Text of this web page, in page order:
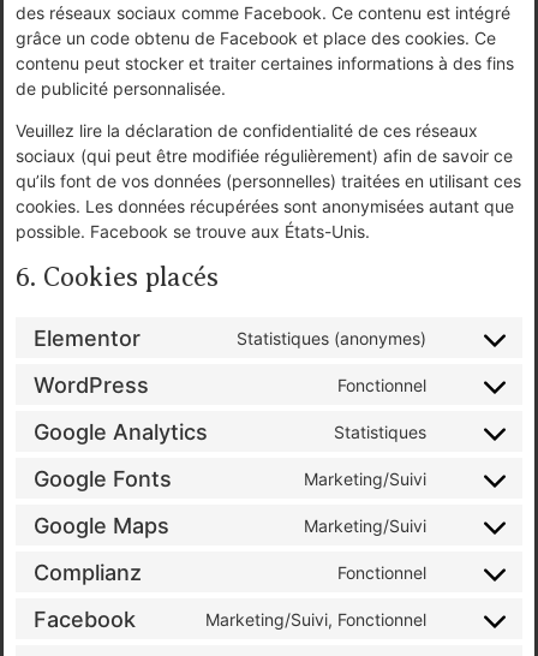
des réseaux sociaux comme Facebook. Ce contenu est intégré
grâce un code obtenu de Facebook et place des cookies. Ce
contenu peut stocker et traiter certaines informations à des fins
de publicité personnalisée.
Veuillez lire la déclaration de confidentialité de ces réseaux
sociaux (qui peut être modifiée régulièrement) afin de savoir ce
qu’ils font de vos données (personnelles) traitées en utilisant ces
cookies. Les données récupérées sont anonymisées autant que
possible. Facebook se trouve aux États-Unis.
6. Cookies placés
Elementor Statistiques (anonymes)
WordPress Fonctionnel
Google Analytics Statistiques
Google Fonts Marketing/Suivi
Google Maps Marketing/Suivi
Complianz Fonctionnel
Facebook Marketing/Suivi, Fonctionnel